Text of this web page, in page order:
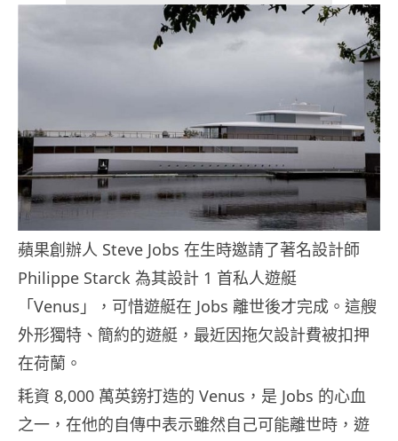
蘋果創辦人 Steve Jobs 在生時邀請了著名設計師
Philippe Starck 為其設計 1 首私人遊艇
「Venus」，可惜遊艇在 Jobs 離世後才完成。這艘
外形獨特、簡約的遊艇，最近因拖欠設計費被扣押
在荷蘭。
耗資 8,000 萬英鎊打造的 Venus，是 Jobs 的心血
之一，在他的自傳中表示雖然自己可能離世時，遊